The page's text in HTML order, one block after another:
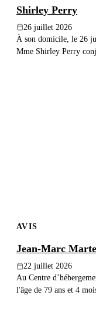
Shirley Perry
26 juillet 2026
À son domicile, le 26
Mme Shirley Perry
AVIS
Jean-Marc
22 juillet 2026
Au Centre
l'âge de 79 ans et 4